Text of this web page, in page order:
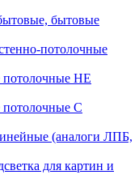
бытовые
потолочные
потолочные НЕ
потолочные С
(аналоги ЛПБ,
для картин и